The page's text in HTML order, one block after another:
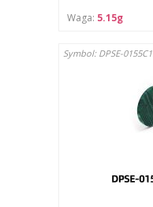
Waga: 5.15g
Symbol: DPSE-0155C1